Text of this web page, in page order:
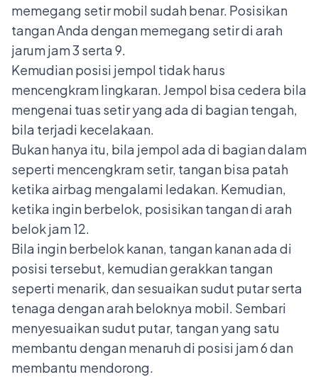
memegang setir mobil sudah benar. Posisikan
tangan Anda dengan memegang setir di arah
jarum jam 3 serta 9.
Kemudian posisi jempol tidak harus
mencengkram lingkaran. Jempol bisa cedera bila
mengenai tuas setir yang ada di bagian tengah,
bila terjadi kecelakaan.
Bukan hanya itu, bila jempol ada di bagian dalam
seperti mencengkram setir, tangan bisa patah
ketika airbag mengalami ledakan. Kemudian,
ketika ingin berbelok, posisikan tangan di arah
belok jam 12.
Bila ingin berbelok kanan, tangan kanan ada di
posisi tersebut, kemudian gerakkan tangan
seperti menarik, dan sesuaikan sudut putar serta
tenaga dengan arah beloknya mobil. Sembari
menyesuaikan sudut putar, tangan yang satu
membantu dengan menaruh di posisi jam 6 dan
membantu mendorong.